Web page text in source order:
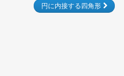
円に内接する四角形